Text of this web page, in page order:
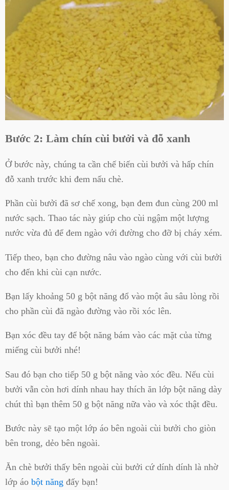
Bước 2: Làm chín cùi bưởi và đỗ xanh
Ở bước này, chúng ta cần chế biến cùi bưởi và hấp chín
đỗ xanh trước khi đem nấu chè.
Phần cùi bưởi đã sơ chế xong, bạn đem đun cùng 200 ml
nước sạch. Thao tác này giúp cho cùi ngậm một lượng
nước vừa đủ để đem ngào với đường cho đỡ bị cháy xém.
Tiếp theo, bạn cho đường nâu vào ngào cùng với cùi bưởi
cho đến khi cùi cạn nước.
Bạn lấy khoảng 50 g bột năng đổ vào một âu sâu lòng rồi
cho phần cùi đã ngào đường vào rồi xóc lên.
Bạn xóc đều tay để bột năng bám vào các mặt của từng
miếng cùi bưởi nhé!
Sau đó bạn cho tiếp 50 g bột năng vào xóc đều. Nếu cùi
bưởi vẫn còn hơi dính nhau hay thích ăn lớp bột năng dày
chút thì bạn thêm 50 g bột năng nữa vào và xóc thật đều.
Bước này sẽ tạo một lớp áo bên ngoài cùi bưởi cho giòn
bên trong, dẻo bên ngoài.
Ăn chè bưởi thấy bên ngoài cùi bưởi cứ dính dính là nhờ
lớp áo bột năng đấy bạn!